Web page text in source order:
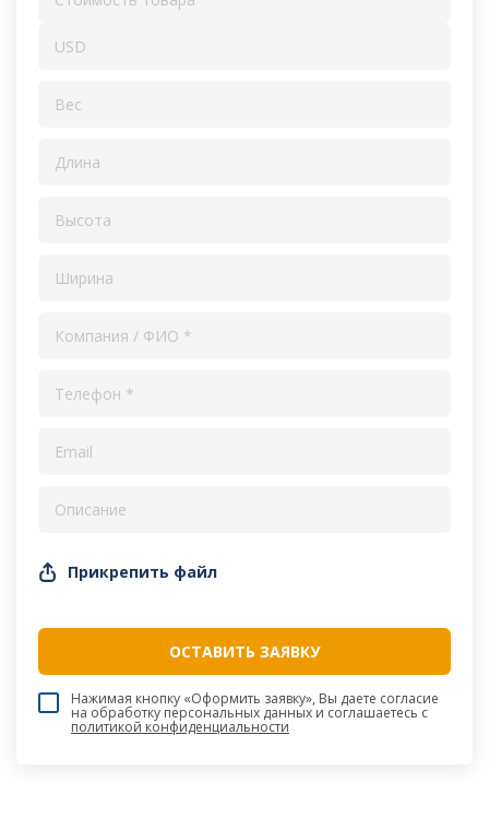
Прикрепить файл
Нажимая кнопку «Оформить заявку», Вы даете согласие
на обработку персональных данных и соглашаетесь c
политикой конфиденциальности